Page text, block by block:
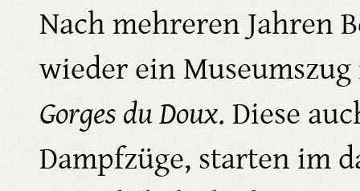
Nach mehreren Jahren
wieder ein
Gorges du Doux. Diese
Dampfzüge, starten im